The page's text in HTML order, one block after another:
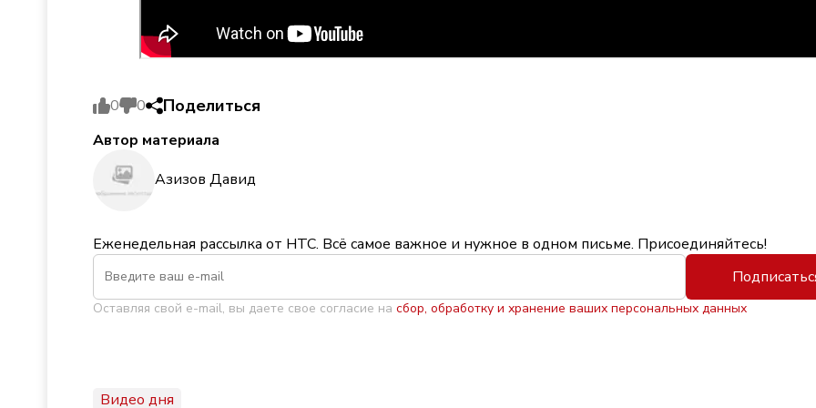
0 0 Поделиться
Автор материала
Азизов Давид
Еженедельная рассылка от НТС. Всё самое важное и нужное в одном письме. Присоединяйтесь!
Оставляя свой e-mail, вы даете свое согласие на сбор, обработку и хранение ваших персональных данных
Видео дня